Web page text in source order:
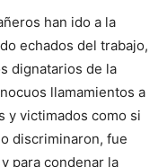
han ido a la
echados del trabajo,
dignatarios de la
llamamientos a
y victimados como si
discriminaron, fue
para condenar la